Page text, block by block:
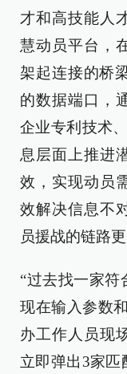
才和高技能人
慧动员平台，
架起连接的桥
的数据端口，
企业专利技术
息层面上推进
效，实现动员
效解决信息不
员援战的链路更
“过去找一家符
现在输入参数
办工作人员现
立即弹出3家匹